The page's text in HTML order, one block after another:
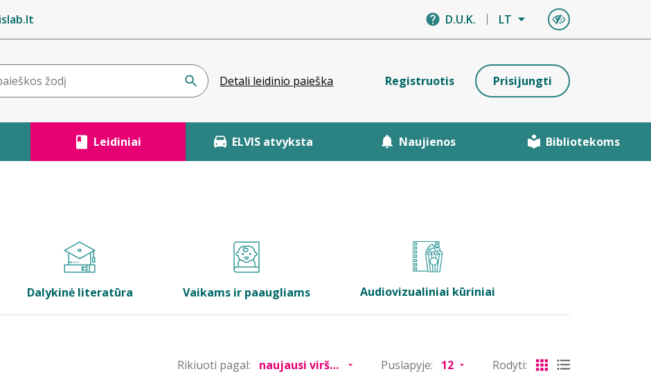
D.U.K. LT
Detali leidinio paieška Registruotis Prisijungti
Leidiniai ELVIS atvyksta Naujienos Bibliotekoms
Dalykinė literatūra Vaikams ir paaugliams Audiovizualiniai kūriniai
Rikiuoti pagal: Puslapyje: Rodyti: